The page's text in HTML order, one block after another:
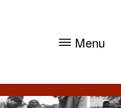
Menu